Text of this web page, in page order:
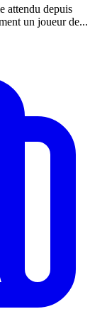
attendu depuis
un joueur de...